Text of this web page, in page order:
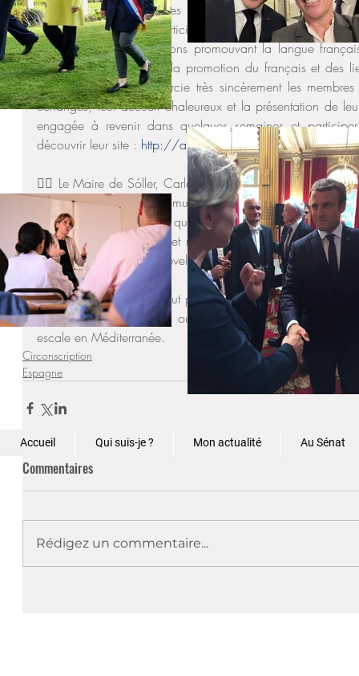
actives et dynamiques des Baléares. Je connaissais déjà
membres pour avoir participé avec des élèves du
dirigeais, à des animations promouvant la langue
beaucoup investie pour la promotion du français et des
France et Sóller. Je remercie très sincèrement les
échanges, leur accueil chaleureux et la présentation de
engagée à revenir dans quelques semaines et
découvrir leur site : http://afvsoller.blogspot.com/?m=1
👉🏻 Le Maire de Sóller, Carlos Simarro, nous a également
membres de son équipe municipale. Je le remercie pour
est la ville de Majorque qui historiquement a le plus de
française de Soller permet non seulement de les
mais également de les développer.
Je suis prête à soutenir tout projet avec la ville jumelée de
en lien avec nos écoles ou la construction d’une
escale en Méditerranée.
Circonscription
Espagne
Commentaires
Rédigez un commentaire...
Accueil Qui suis-je ? Mon actualité Au Sénat